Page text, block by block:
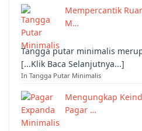
Mempercantik
M…
Tangga putar minimalis
[...Klik Baca Selanjutnya...]
In Tangga Putar Minimalis
Mengungkap
Pagar …